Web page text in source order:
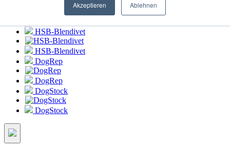
Akzeptieren Ablehnen
DogStock
HSB-Blendivet
HSB-Blendivet
DogRep
DogRep
DogStock
DogStock